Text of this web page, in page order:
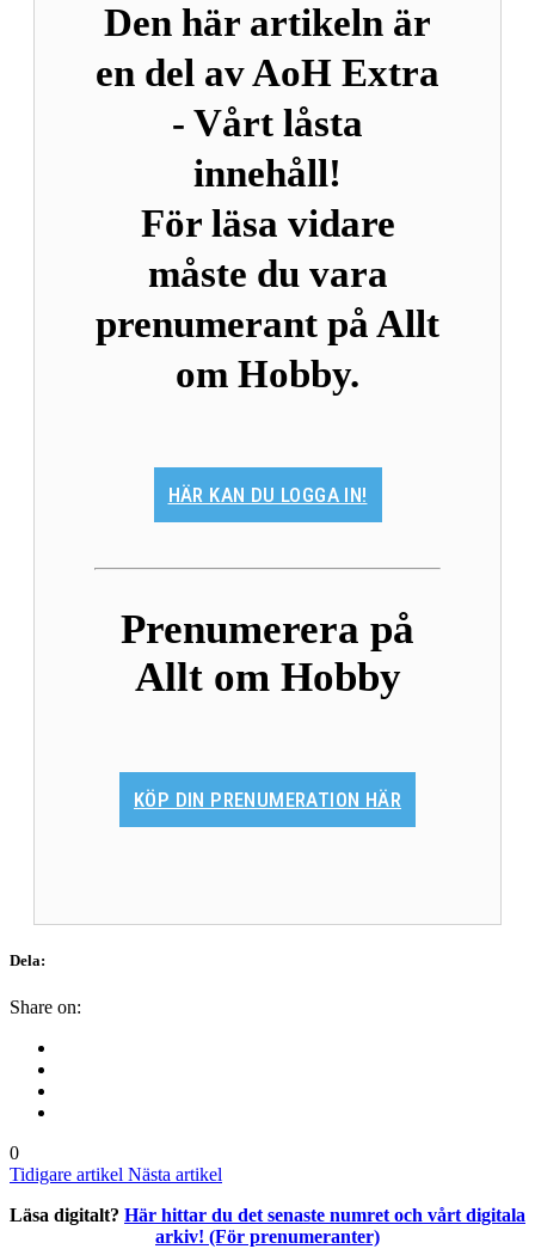
Den här artikeln är
en del av AoH Extra
- Vårt låsta
innehåll!
För läsa vidare
måste du vara
prenumerant på Allt
om Hobby.
HÄR KAN DU LOGGA IN!
Prenumerera på
Allt om Hobby
KÖP DIN PRENUMERATION HÄR
Dela:
Share on:
0
Tidigare artikel Nästa artikel
Läsa digitalt? Här hittar du det senaste numret och vårt digitala
arkiv! (För prenumeranter)